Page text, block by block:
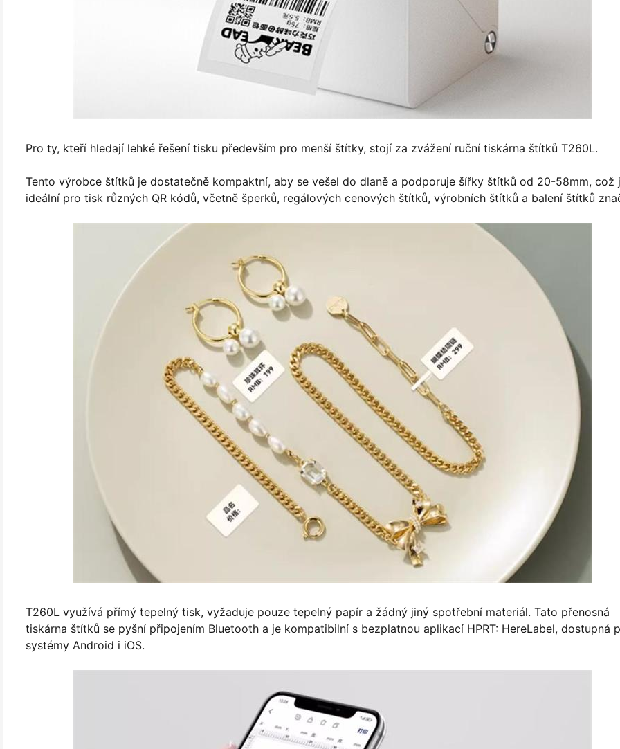
Pro ty, kteří hledají lehké řešení tisku především pro menší štítky, stojí za zvážení ruční tiskárna štítků T260L.
Tento výrobce štítků je dostatečně kompaktní, aby se vešel do dlaně a podporuje šířky štítků od 20-58mm, což
ideální pro tisk různých QR kódů, včetně šperků, regálových cenových štítků, výrobních štítků a balení štítků
T260L využívá přímý tepelný tisk, vyžaduje pouze tepelný papír a žádný jiný spotřební materiál. Tato přenosná
tiskárna štítků se pyšní připojením Bluetooth a je kompatibilní s bezplatnou aplikací HPRT: HereLabel, dostupná
systémy Android i iOS.